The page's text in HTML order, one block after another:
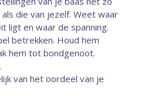
die van jezelf. Weet waar
ligt en waar de spanning.
betrekken. Houd hem
hem tot bondgenoot.
van het oordeel van je